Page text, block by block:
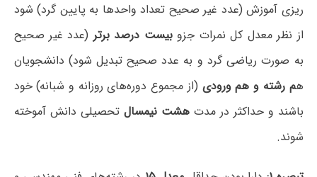
ریزی آموزش (عدد غیر صحیح تعداد واحدها به پایین گرد) شود
از نظر معدل کل نمرات جزوبیست درصد برتر (عدد غیر صحیح
به صورت ریاضی گرد و به عدد صحیح تبدیل شود) دانشجویان
هم رشته و هم ورودی (از مجموع دوره‌های روزانه و شبانه) خود
باشند و حداکثر در مدتهشت نیمسال تحصیلی دانش آموخته
شوند.